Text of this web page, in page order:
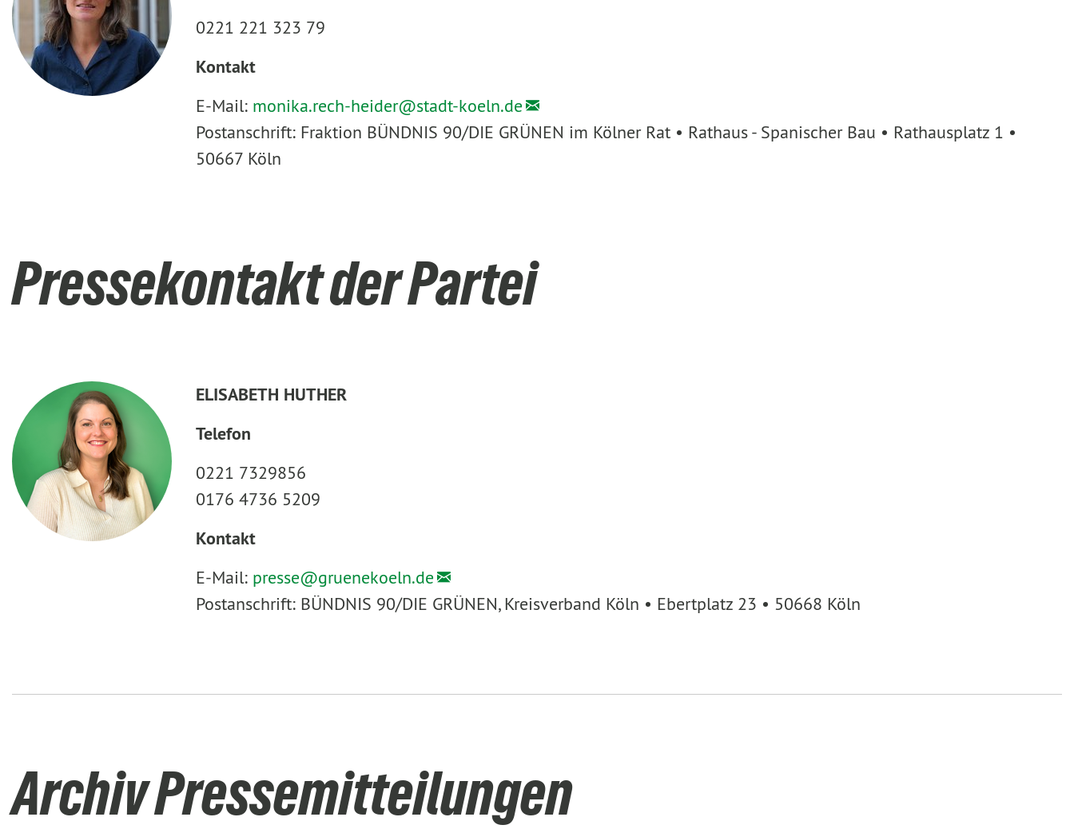
0221 221 323 79
Kontakt
E-Mail: monika.rech-heider@stadt-koeln.de
Postanschrift: Fraktion BÜNDNIS 90/DIE GRÜNEN im Kölner Rat • Rathaus - Spanischer Bau • Rathausplatz 1 •
50667 Köln
Pressekontakt der Partei
ELISABETH HUTHER
Telefon
0221 7329856
0176 4736 5209
Kontakt
E-Mail: presse@gruenekoeln.de
Postanschrift: BÜNDNIS 90/DIE GRÜNEN, Kreisverband Köln • Ebertplatz 23 • 50668 Köln
Archiv Pressemitteilungen